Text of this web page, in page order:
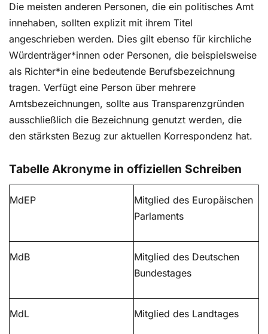
Die meisten anderen Personen, die ein politisches Amt
innehaben, sollten explizit mit ihrem Titel
angeschrieben werden. Dies gilt ebenso für kirchliche
Würdenträger*innen oder Personen, die beispielsweise
als Richter*in eine bedeutende Berufsbezeichnung
tragen. Verfügt eine Person über mehrere
Amtsbezeichnungen, sollte aus Transparenzgründen
ausschließlich die Bezeichnung genutzt werden, die
den stärksten Bezug zur aktuellen Korrespondenz hat.
Tabelle Akronyme in offiziellen Schreiben
MdEP
Mitglied des Europäischen
Parlaments
MdB
Mitglied des Deutschen
Bundestages
MdL Mitglied des Landtages